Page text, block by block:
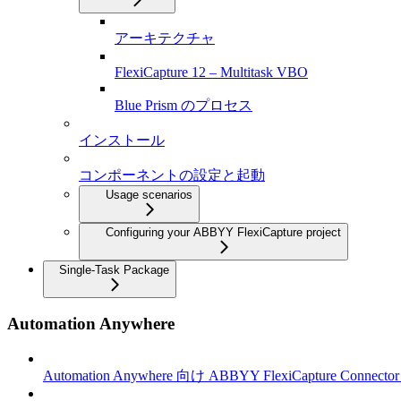
アーキテクチャ
FlexiCapture 12 – Multitask VBO
Blue Prism のプロセス
インストール
コンポーネントの設定と起動
Usage scenarios
Configuring your ABBYY FlexiCapture project
Single-Task Package
Automation Anywhere
Automation Anywhere 向け ABBYY FlexiCapture